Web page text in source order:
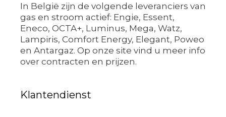
In België zijn de volgende leveranciers van
gas en stroom actief: Engie, Essent,
Eneco, OCTA+, Luminus, Mega, Watz,
Lampiris, Comfort Energy, Elegant, Poweo
en Antargaz. Op onze site vind u meer info
over contracten en prijzen.
Klantendienst